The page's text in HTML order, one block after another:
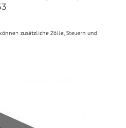
zusätzliche Zölle, Steuern und